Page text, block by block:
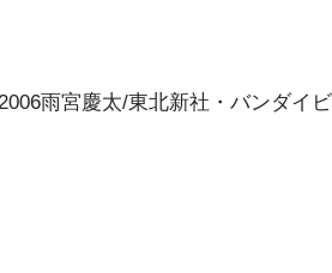
雨宮慶太/東北新社・バンダイ